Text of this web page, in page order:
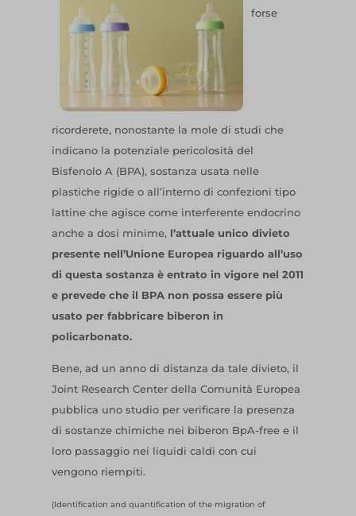
forse
ricorderete, nonostante la mole di studi che
indicano la potenziale pericolosità del
Bisfenolo A (BPA), sostanza usata nelle
plastiche rigide o all’interno di confezioni tipo
lattine che agisce come interferente endocrino
anche a dosi minime, l’attuale unico divieto
presente nell’Unione Europea riguardo all’uso
di questa sostanza è entrato in vigore nel 2011
e prevede che il BPA non possa essere più
usato per fabbricare biberon in
policarbonato.
Bene, ad un anno di distanza da tale divieto, il
Joint Research Center della Comunità Europea
pubblica uno studio per verificare la presenza
di sostanze chimiche nei biberon BpA-free e il
loro passaggio nei liquidi caldi con cui
vengono riempiti.
(Identification and quantification of the migration of